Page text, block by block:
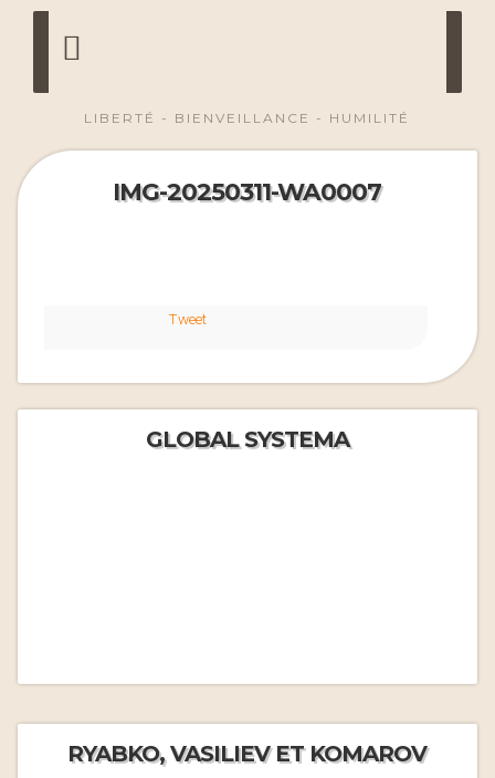
LIBERTÉ - BIENVEILLANCE - HUMILITÉ
IMG-20250311-WA0007
Tweet
GLOBAL SYSTEMA
RYABKO, VASILIEV ET KOMAROV